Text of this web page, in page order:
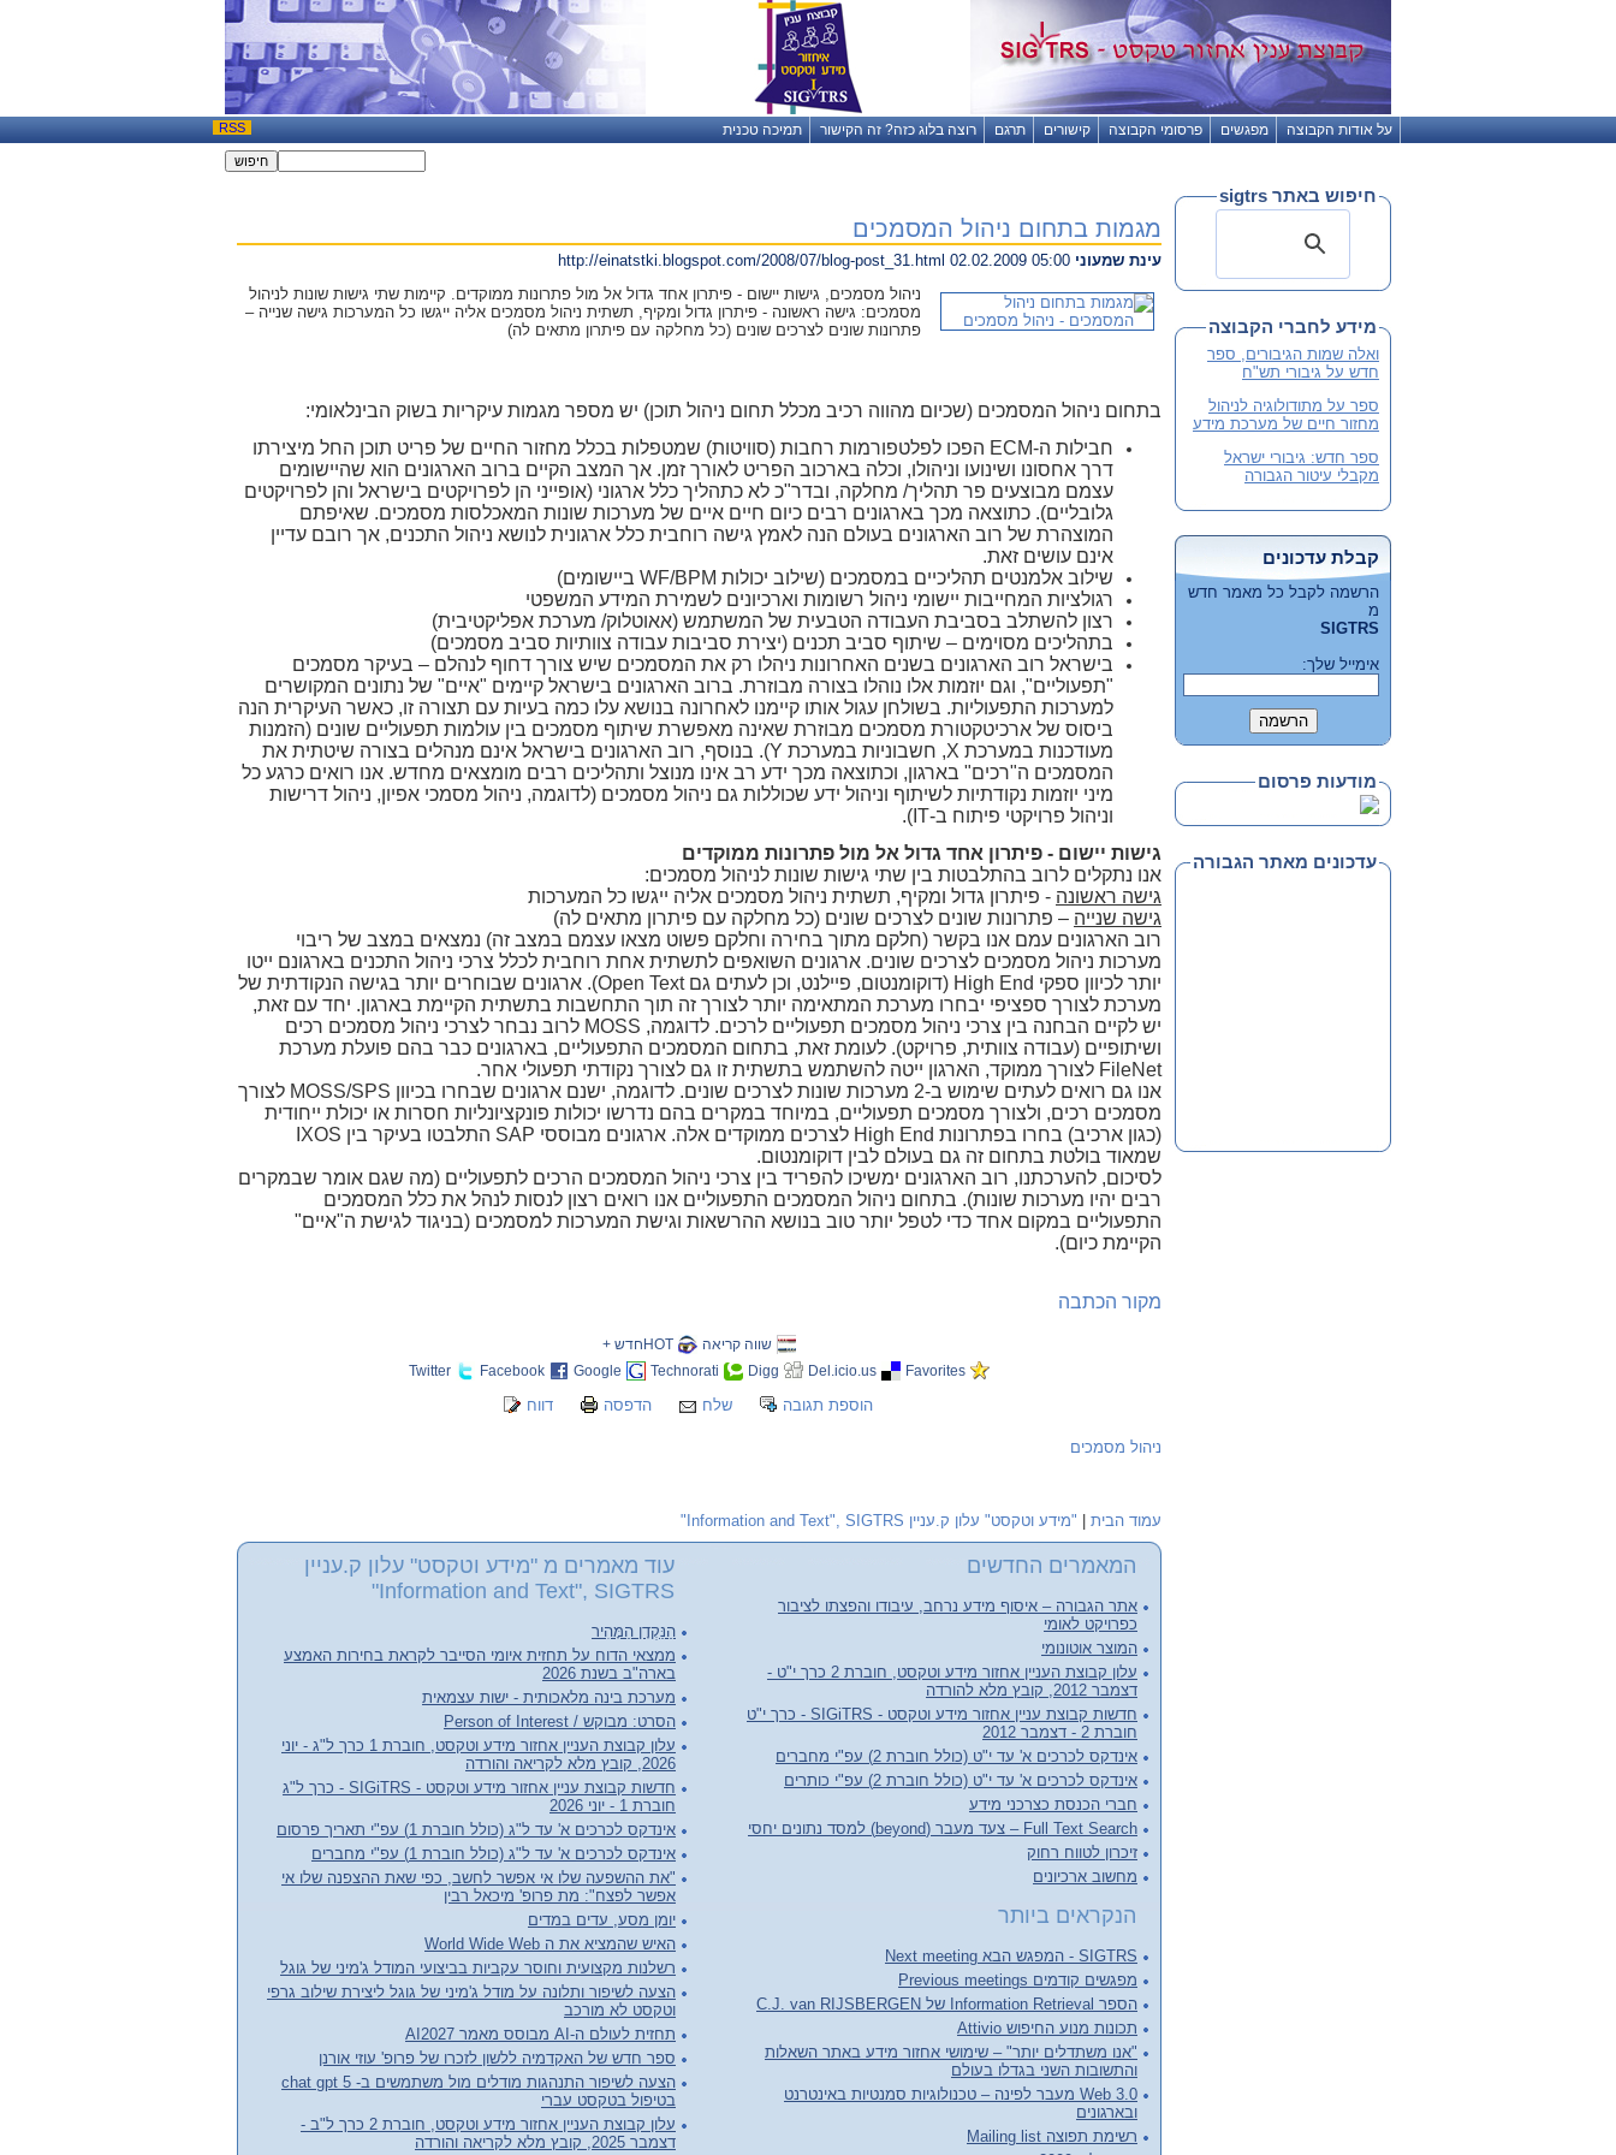
RSS על אודות הקבוצה מפגשים פרסומי הקבוצה קישורים תרגם רוצה בלוג כזה? זה הקישור תמיכה טכנית
מגמות בתחום ניהול המסמכים
עינת שמעוני
ניהול מסמכים, גישות יישום - פיתרון אחד גדול אל מול פתרונות ממוקדים. קיימות שתי גישות שונות לניהול
מסמכים: גישה ראשונה - פיתרון גדול ומקיף, תשתית ניהול מסמכים אליה ייגשו כל המערכות גישה שנייה –
פתרונות שונים לצרכים שונים (כל מחלקה עם פיתרון מתאים לה)
בתחום ניהול המסמכים (שכיום מהווה רכיב מכלל תחום ניהול תוכן) יש מספר מגמות עיקריות בשוק הבינלאומי:
חבילות ה-ECM הפכו לפלטפורמות רחבות (סוויטות) שמטפלות בכלל מחזור החיים של פריט תוכן החל מיצירתו
דרך אחסונו ושינועו וניהולו, וכלה בארכוב הפריט לאורך זמן. אך המצב הקיים ברוב הארגונים הוא שהיישומים
עצמם מבוצעים פר תהליך/ מחלקה, ובדר"כ לא כתהליך כלל ארגוני (אופייני הן לפרויקטים בישראל והן לפרויקטים
גלובליים). כתוצאה מכך בארגונים רבים כיום חיים איים של מערכות שונות המאכלסות מסמכים. שאיפתם
המוצהרת של רוב הארגונים בעולם הנה לאמץ גישה רוחבית כלל ארגונית לנושא ניהול התכנים, אך רובם עדיין
אינם עושים זאת.
שילוב אלמנטים תהליכיים במסמכים (שילוב יכולות WF/BPM ביישומים)
רגולציות המחייבות יישומי ניהול רשומות וארכיונים לשמירת המידע המשפטי
רצון להשתלב בסביבת העבודה הטבעית של המשתמש (אאוטלוק/ מערכת אפליקטיבית)
בתהליכים מסוימים – שיתוף סביב תכנים (יצירת סביבות עבודה צוותיות סביב מסמכים)
בישראל רוב הארגונים בשנים האחרונות ניהלו רק את המסמכים שיש צורך דחוף לנהלם – בעיקר מסמכים
"תפעוליים", וגם יוזמות אלו נוהלו בצורה מבוזרת. ברוב הארגונים בישראל קיימים "איים" של נתונים המקושרים
למערכות התפעוליות. בשולחן עגול אותו קיימנו לאחרונה בנושא עלו כמה בעיות עם תצורה זו, כאשר העיקרית הנה
ביסוס של ארכיטקטורת מסמכים מבוזרת שאינה מאפשרת שיתוף מסמכים בין עולמות תפעוליים שונים (הזמנות
מעודכנות במערכת X, חשבוניות במערכת Y). בנוסף, רוב הארגונים בישראל אינם מנהלים בצורה שיטתית את
המסמכים ה"רכים" בארגון, וכתוצאה מכך ידע רב אינו מנוצל ותהליכים רבים מומצאים מחדש. אנו רואים כרגע כל
מיני יוזמות נקודתיות לשיתוף וניהול ידע שכוללות גם ניהול מסמכים (לדוגמה, ניהול מסמכי אפיון, ניהול דרישות
וניהול פרויקטי פיתוח ב-IT).
גישות יישום - פיתרון אחד גדול אל מול פתרונות ממוקדים
אנו נתקלים לרוב בהתלבטות בין שתי גישות שונות לניהול מסמכים:
גישה ראשונה - פיתרון גדול ומקיף, תשתית ניהול מסמכים אליה ייגשו כל המערכות
גישה שנייה – פתרונות שונים לצרכים שונים (כל מחלקה עם פיתרון מתאים לה)
רוב הארגונים עמם אנו בקשר (חלקם מתוך בחירה וחלקם פשוט מצאו עצמם במצב זה) נמצאים במצב של ריבוי
מערכות ניהול מסמכים לצרכים שונים. ארגונים השואפים לתשתית אחת רוחבית לכלל צרכי ניהול התכנים בארגונם ייטו
יותר לכיוון ספקי High End (דוקומנטום, פיילנט, וכן לעתים גם Open Text). ארגונים שבוחרים יותר בגישה הנקודתית של
מערכת לצורך ספציפי יבחרו מערכת המתאימה יותר לצורך זה תוך התחשבות בתשתית הקיימת בארגון. יחד עם זאת,
יש לקיים הבחנה בין צרכי ניהול מסמכים תפעוליים לרכים. לדוגמה, MOSS לרוב נבחר לצרכי ניהול מסמכים רכים
ושיתופיים (עבודה צוותית, פרויקט). לעומת זאת, בתחום המסמכים התפעוליים, בארגונים כבר בהם פועלת מערכת
FileNet לצורך ממוקד, הארגון ייטה להשתמש בתשתית זו גם לצורך נקודתי תפעולי אחר.
אנו גם רואים לעתים שימוש ב-2 מערכות שונות לצרכים שונים. לדוגמה, ישנם ארגונים שבחרו בכיוון MOSS/SPS לצורך
מסמכים רכים, ולצורך מסמכים תפעוליים, במיוחד במקרים בהם נדרשו יכולות פונקציונליות חסרות או יכולת ייחודית
(כגון ארכיב) בחרו בפתרונות High End לצרכים ממוקדים אלה. ארגונים מבוססי SAP התלבטו בעיקר בין IXOS
שמאוד בולטת בתחום זה גם בעולם לבין דוקומנטום.
לסיכום, להערכתנו, רוב הארגונים ימשיכו להפריד בין צרכי ניהול המסמכים הרכים לתפעוליים (מה שגם אומר שבמקרים
רבים יהיו מערכות שונות). בתחום ניהול המסמכים התפעוליים אנו רואים רצון לנסות לנהל את כלל המסמכים
התפעוליים במקום אחד כדי לטפל יותר טוב בנושא ההרשאות וגישת המערכות למסמכים (בניגוד לגישת ה"איים"
הקיימת כיום).
מקור הכתבה
שווה קריאה
HOTחדש +
Favorites
Del.icio.us
Digg
Technorati
Google
Facebook
Twitter
הוספת תגובה שלח הדפסה דווח
ניהול מסמכים
עמוד הבית | "מידע וטקסט" עלון ק.עניין Information and Text", SIGTRS"
המאמרים החדשים
אתר הגבורה – איסוף מידע נרחב, עיבודו והפצתו לציבור
כפרויקט לאומי
המוצר אוטונומי
עלון קבוצת העניין אחזור מידע וטקסט, חוברת 2 כרך י"ט -
דצמבר 2012, קובץ מלא להורדה
חדשות קבוצת עניין אחזור מידע וטקסט - SIGiTRS - כרך י"ט
חוברת 2 - דצמבר 2012
אינדקס לכרכים א' עד י"ט (כולל חוברת 2) עפ"י מחברים
אינדקס לכרכים א' עד י"ט (כולל חוברת 2) עפ"י כותרים
חברי הכנסת כצרכני מידע
Full Text Search – צעד מעבר (beyond) למסד נתונים יחסי
זיכרון לטווח רחוק
מחשוב ארכיונים
הנקראים ביותר
SIGTRS - המפגש הבא Next meeting
מפגשים קודמים Previous meetings
הספר Information Retrieval של C.J. van RIJSBERGEN
תכונות מנוע החיפוש Attivio
"אנו משתדלים יותר" – שימושי אחזור מידע באתר השאלות
והתשובות השני בגדלו בעולם
Web 3.0 מעבר לפינה – טכנולוגיות סמנטיות באינטרנט
ובארגונים
רשימת תפוצה Mailing list
עוד מאמרים מ "מידע וטקסט" עלון ק.עניין
Information and Text", SIGTRS"
הַנַּקְדָן הַמָּהִיר
ממצאי הדוח על תחזית איומי הסייבר לקראת בחירות האמצע
בארה"ב בשנת 2026
מערכת בינה מלאכותית - ישות עצמאית
הסרט: מבוקש / Person of Interest
עלון קבוצת העניין אחזור מידע וטקסט, חוברת 1 כרך ל"ג - יוני
2026, קובץ מלא לקריאה והורדה
חדשות קבוצת עניין אחזור מידע וטקסט - SIGiTRS - כרך ל"ג
חוברת 1 - יוני 2026
אינדקס לכרכים א' עד ל"ג (כולל חוברת 1) עפ"י תאריך פרסום
אינדקס לכרכים א' עד ל"ג (כולל חוברת 1) עפ"י מחברים
"את ההשפעה שלו אי אפשר לחשב, כפי שאת ההצפנה שלו אי
אפשר לפצח": מת פרופ' מיכאל רבין
יומן מסע, עדים במדים
האיש שהמציא את ה World Wide Web
רשלנות מקצועית וחוסר עקביות בביצועי המודל ג'מיני של גוגל
הצעה לשיפור ותלונה על מודל ג'מיני של גוגל ליצירת שילוב גרפי
וטקסט לא מורכב
תחזית לעולם ה-AI מבוסס מאמר AI2027
ספר חדש של האקדמיה ללשון לזכרו של פרופ' עוזי אורנן
הצעה לשיפור התנהגות מודלים מול משתמשים ב- chat gpt 5
בטיפול בטקסט עברי
עלון קבוצת העניין אחזור מידע וטקסט, חוברת 2 כרך ל"ב -
דצמבר 2025, קובץ מלא לקריאה והורדה
חיפוש באתר sigtrs
מידע לחברי הקבוצה
ואלה שמות הגיבורים, ספר
חדש על גיבורי תש"ח
ספר על מתודולוגיה לניהול
מחזור חיים של מערכת מידע
ספר חדש: גיבורי ישראל
מקבלי עיטור הגבורה
קבלת עדכונים
הרשמה לקבל כל מאמר חדש
מ
SIGTRS
אימייל שלך:
מודעות פרסום
עדכונים מאתר הגבורה